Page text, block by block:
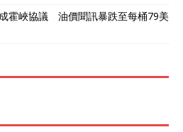
霍峽協議 油價聞訊暴跌至每桶79美